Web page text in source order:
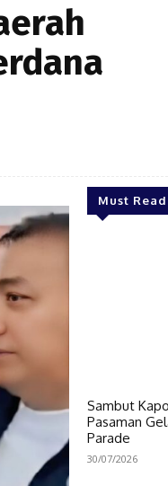
Must Read
Sambut
Pasaman
Parade
30/07/2026